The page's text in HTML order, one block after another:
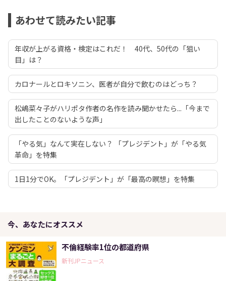
あわせて読みたい記事
年収が上がる資格・検定はこれだ！ 40代、50代の「狙い
目」は？
カロナールとロキソニン、医者が自分で飲むのはどっち？
松嶋菜々子がハリポタ作者の名作を読み聞かせたら...「今まで
出したことのないような声」
「やる気」なんて実在しない？ 「プレジデント」が「やる気
革命」を特集
1日1分でOK。「プレジデント」が「最高の瞑想」を特集
今、あなたにオススメ
不倫経験率1位の都道府県
新刊JPニュース